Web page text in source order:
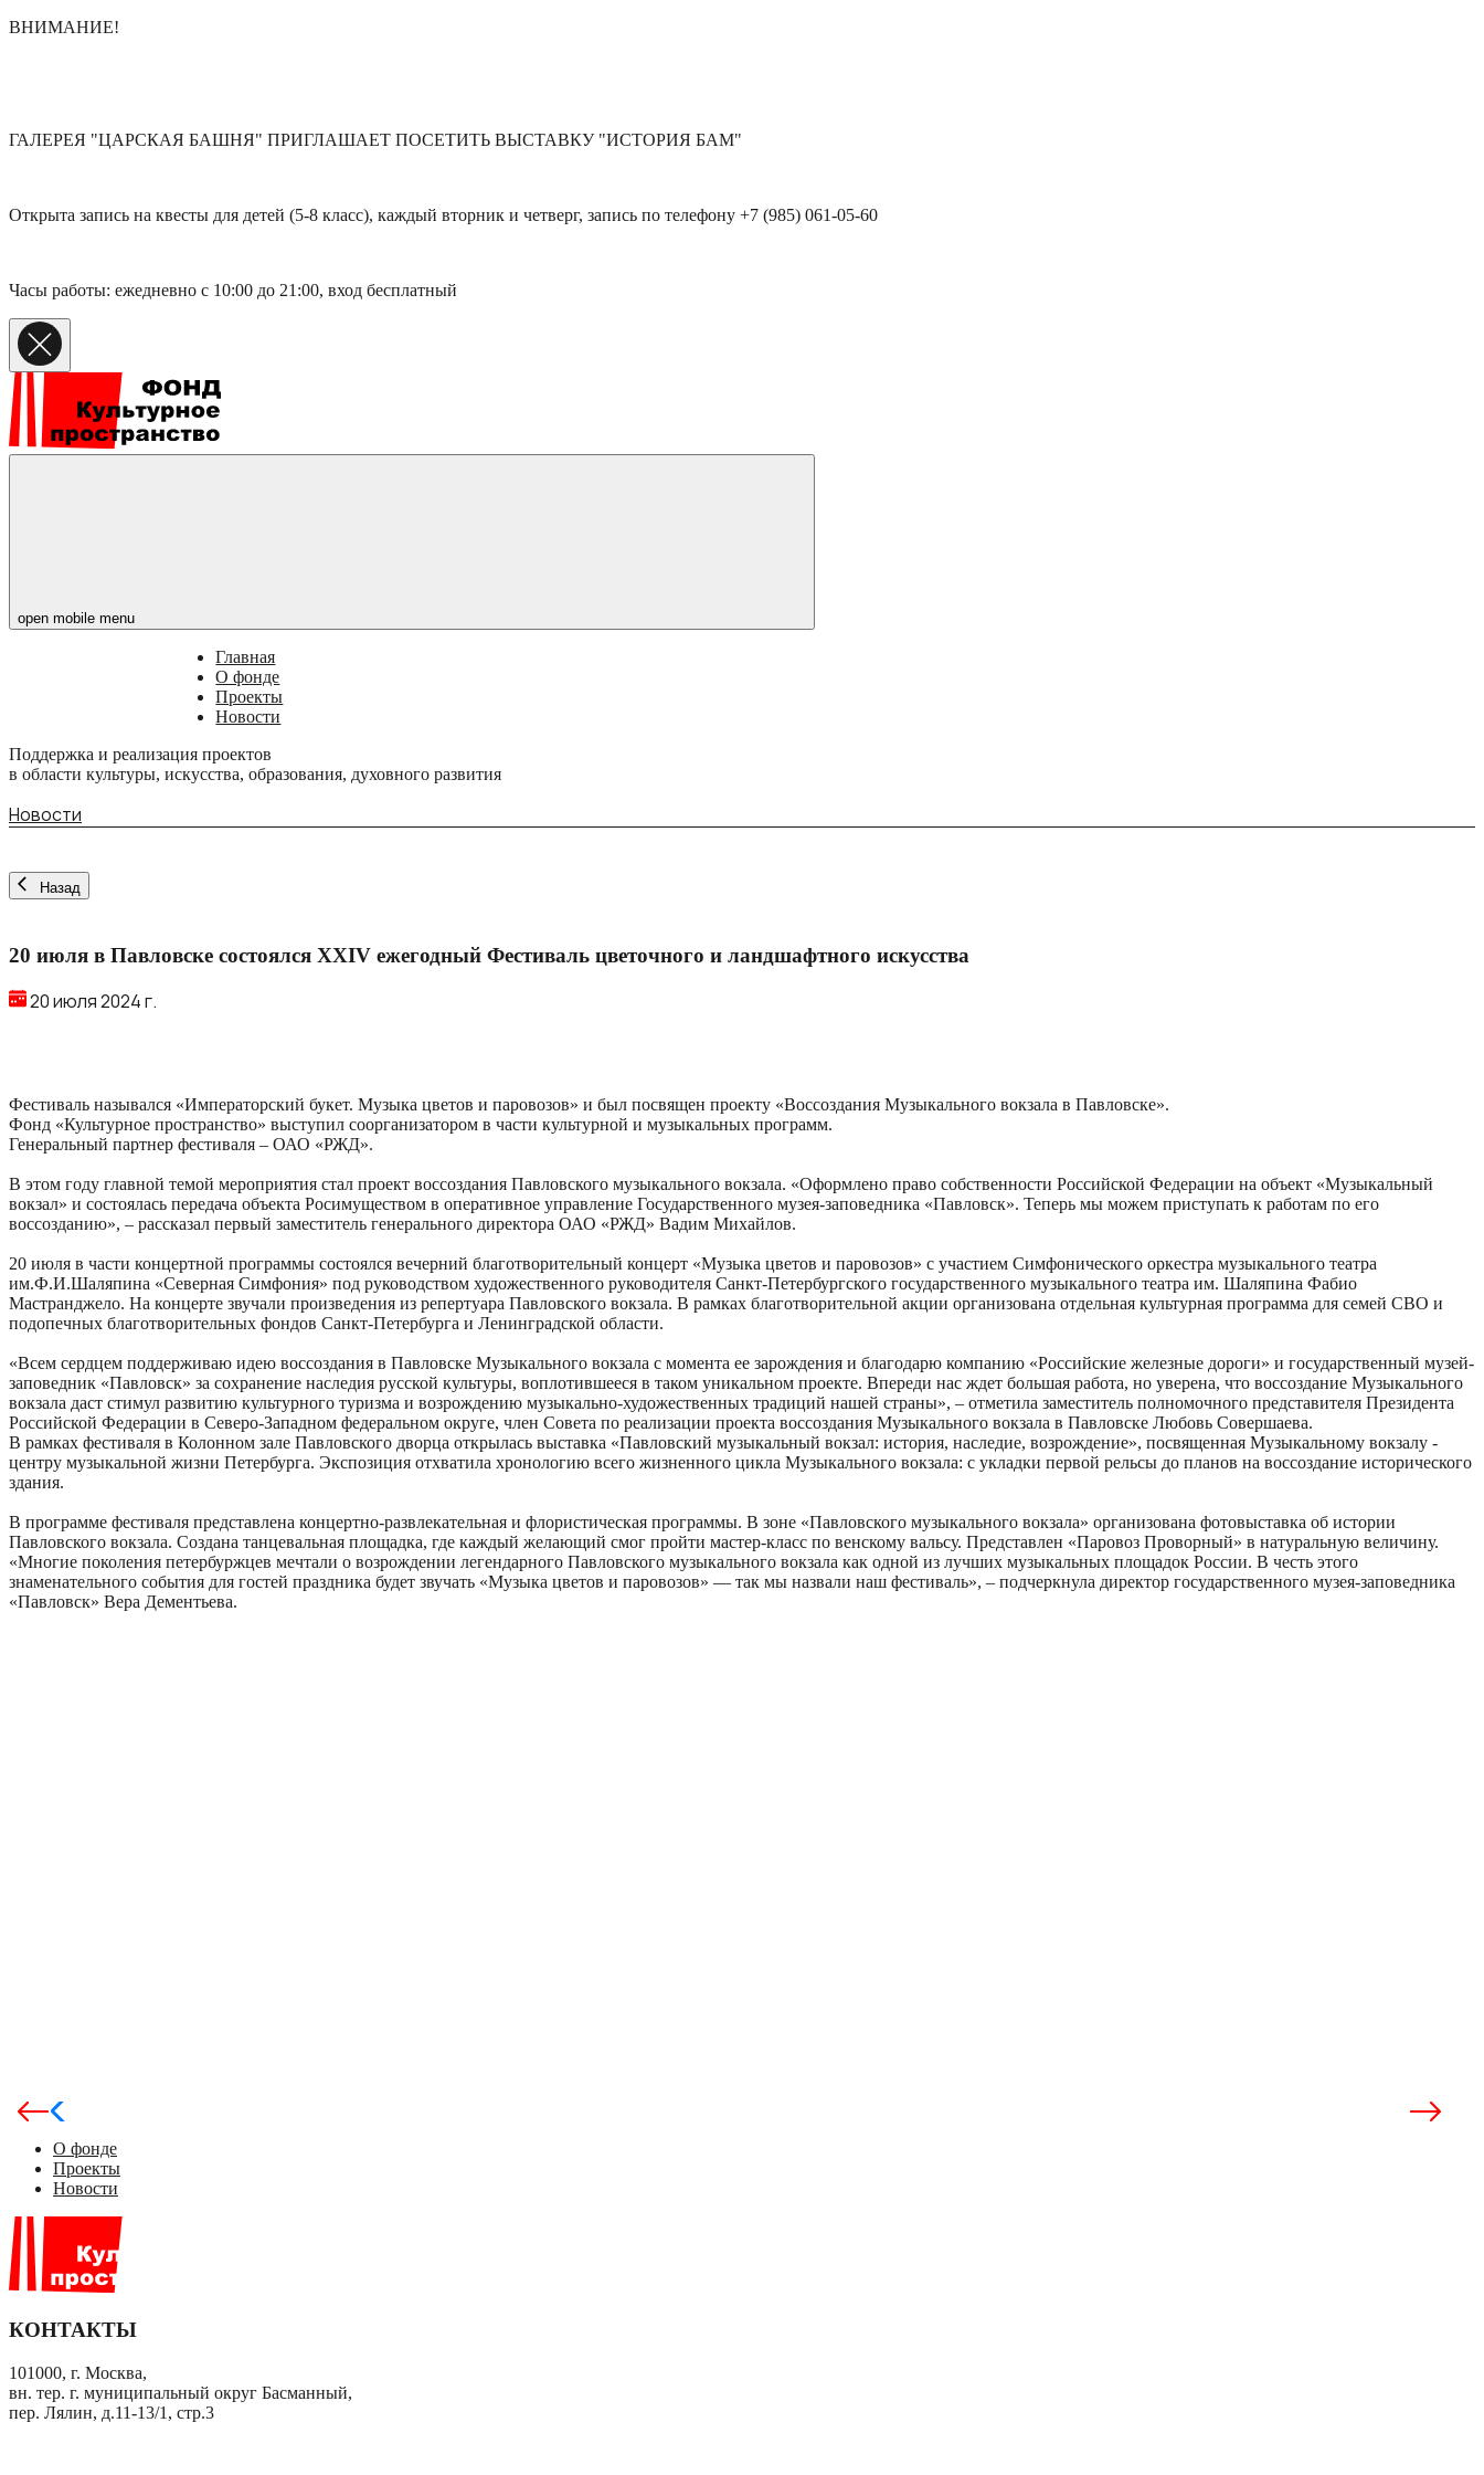
ВНИМАНИЕ!
ГАЛЕРЕЯ "ЦАРСКАЯ БАШНЯ" ПРИГЛАШАЕТ ПОСЕТИТЬ ВЫСТАВКУ "ИСТОРИЯ БАМ"
Открыта запись на квесты для детей (5-8 класс), каждый вторник и четверг, запись по телефону +7 (985) 061-05-60
Часы работы: ежедневно с 10:00 до 21:00, вход бесплатный
open mobile menu
Главная
О фонде
Проекты
Новости
Поддержка и реализация проектов
в области культуры, искусства, образования, духовного развития
Новости
Назад
20 июля в Павловске состоялся XXIV ежегодный Фестиваль цветочного и ландшафтного искусства
20 июля 2024 г.
Фестиваль назывался «Императорский букет. Музыка цветов и паровозов» и был посвящен проекту «Воссоздания Музыкального вокзала в Павловске».
Фонд «Культурное пространство» выступил соорганизатором в части культурной и музыкальных программ.
Генеральный партнер фестиваля – ОАО «РЖД».
В этом году главной темой мероприятия стал проект воссоздания Павловского музыкального вокзала. «Оформлено право собственности Российской Федерации на объект «Музыкальный
вокзал» и состоялась передача объекта Росимуществом в оперативное управление Государственного музея-заповедника «Павловск». Теперь мы можем приступать к работам по его
воссозданию», – рассказал первый заместитель генерального директора ОАО «РЖД» Вадим Михайлов.
20 июля в части концертной программы состоялся вечерний благотворительный концерт «Музыка цветов и паровозов» с участием Симфонического оркестра музыкального театра
им.Ф.И.Шаляпина «Северная Симфония» под руководством художественного руководителя Санкт-Петербургского государственного музыкального театра им. Шаляпина Фабио
Мастранджело. На концерте звучали произведения из репертуара Павловского вокзала. В рамках благотворительной акции организована отдельная культурная программа для семей СВО и
подопечных благотворительных фондов Санкт-Петербурга и Ленинградской области.
«Всем сердцем поддерживаю идею воссоздания в Павловске Музыкального вокзала с момента ее зарождения и благодарю компанию «Российские железные дороги» и государственный музей-
заповедник «Павловск» за сохранение наследия русской культуры, воплотившееся в таком уникальном проекте. Впереди нас ждет большая работа, но уверена, что воссоздание Музыкального
вокзала даст стимул развитию культурного туризма и возрождению музыкально-художественных традиций нашей страны», – отметила заместитель полномочного представителя Президента
Российской Федерации в Северо-Западном федеральном округе, член Совета по реализации проекта воссоздания Музыкального вокзала в Павловске Любовь Совершаева.
В рамках фестиваля в Колонном зале Павловского дворца открылась выставка «Павловский музыкальный вокзал: история, наследие, возрождение», посвященная Музыкальному вокзалу -
центру музыкальной жизни Петербурга. Экспозиция отхватила хронологию всего жизненного цикла Музыкального вокзала: с укладки первой рельсы до планов на воссоздание исторического
здания.
В программе фестиваля представлена концертно-развлекательная и флористическая программы. В зоне «Павловского музыкального вокзала» организована фотовыставка об истории
Павловского вокзала. Создана танцевальная площадка, где каждый желающий смог пройти мастер-класс по венскому вальсу. Представлен «Паровоз Проворный» в натуральную величину.
«Многие поколения петербуржцев мечтали о возрождении легендарного Павловского музыкального вокзала как одной из лучших музыкальных площадок России. В честь этого
знаменательного события для гостей праздника будет звучать «Музыка цветов и паровозов» — так мы назвали наш фестиваль», – подчеркнула директор государственного музея-заповедника
«Павловск» Вера Дементьева.
О фонде
Проекты
Новости
КОНТАКТЫ
101000, г. Москва,
вн. тер. г. муниципальный округ Басманный,
пер. Лялин, д.11-13/1, стр.3